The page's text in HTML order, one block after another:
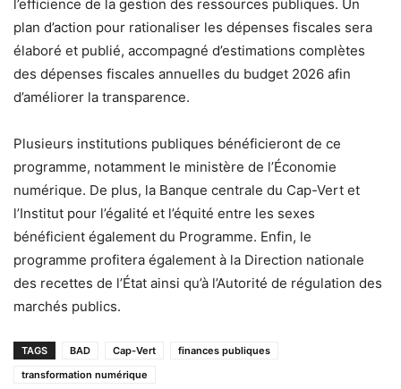
l’efficience de la gestion des ressources publiques. Un
plan d’action pour rationaliser les dépenses fiscales sera
élaboré et publié, accompagné d’estimations complètes
des dépenses fiscales annuelles du budget 2026 afin
d’améliorer la transparence.
Plusieurs institutions publiques bénéficieront de ce
programme, notamment le ministère de l’Économie
numérique. De plus, la Banque centrale du Cap-Vert et
l’Institut pour l’égalité et l’équité entre les sexes
bénéficient également du Programme. Enfin, le
programme profitera également à la Direction nationale
des recettes de l’État ainsi qu’à l’Autorité de régulation des
marchés publics.
TAGS BAD Cap-Vert
finances publiques
transformation numérique